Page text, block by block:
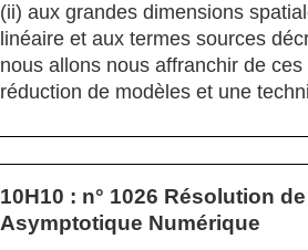
(ii) aux grandes dimensions
linéaire et aux termes sources
nous allons nous affranchir de
réduction de modèles et une
10H10 : n° 1026 Résolution
Asymptotique Numérique